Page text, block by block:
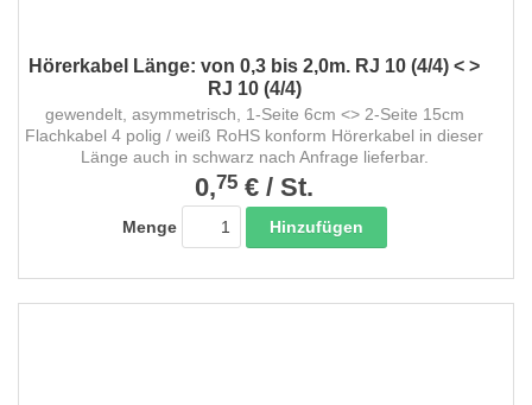
Hörerkabel Länge: von 0,3 bis 2,0m. RJ 10 (4/4) < >
RJ 10 (4/4)
gewendelt, asymmetrisch, 1-Seite 6cm <> 2-Seite 15cm
Flachkabel 4 polig / weiß RoHS konform Hörerkabel in dieser
Länge auch in schwarz nach Anfrage lieferbar.
0,75 € / St.
Menge Hinzufügen